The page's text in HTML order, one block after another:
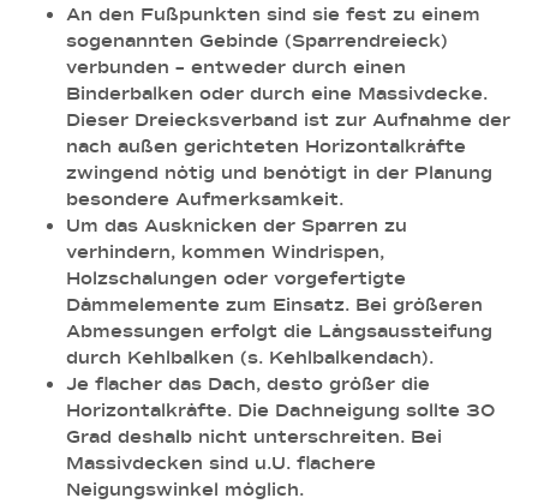
An den Fußpunkten sind sie fest zu einem
sogenannten Gebinde (Sparrendreieck)
verbunden – entweder durch einen
Binderbalken oder durch eine Massivdecke.
Dieser Dreiecksverband ist zur Aufnahme der
nach außen gerichteten Horizontalkräfte
zwingend nötig und benötigt in der Planung
besondere Aufmerksamkeit.
Um das Ausknicken der Sparren zu
verhindern, kommen Windrispen,
Holzschalungen oder vorgefertigte
Dämmelemente zum Einsatz. Bei größeren
Abmessungen erfolgt die Längsaussteifung
durch Kehlbalken (s. Kehlbalkendach).
Je flacher das Dach, desto größer die
Horizontalkräfte. Die Dachneigung sollte 30
Grad deshalb nicht unterschreiten. Bei
Massivdecken sind u.U. flachere
Neigungswinkel möglich.